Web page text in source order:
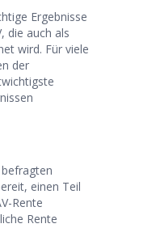
Ergebnisse
die auch als
wird. Für viele
der
einen Teil
Rente
Rente